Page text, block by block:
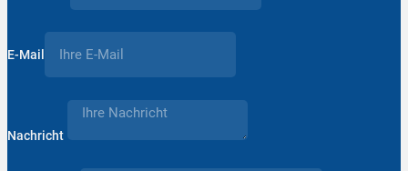
E-Mail
Nachricht